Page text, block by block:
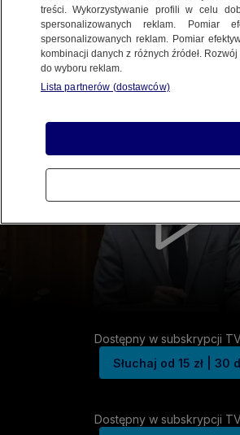
Dostępny w subskrypcji
Słuchaj od 15 zł | 30
Dostępny w subskrypcji
treści. Wykorzystywanie profili w celu
spersonalizowanych reklam. Pomiar
spersonalizowanych reklam. Pomiar
kombinacji danych z różnych źródeł.
do wyboru reklam.
Lista partnerów (dostawców)